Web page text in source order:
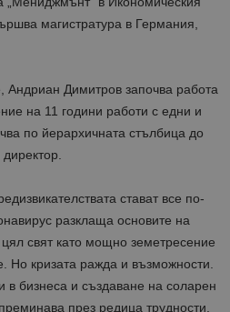
магистратура в Германия,
Димитров започва работа
на 11 години работи с едни и
по йерархичната стълбица до
стават все по-
разклаща основите на
цял свят като мощно земетресение
Но кризата ражда и възможности.
в бизнеса и създаване на соларен
през редица трудности,